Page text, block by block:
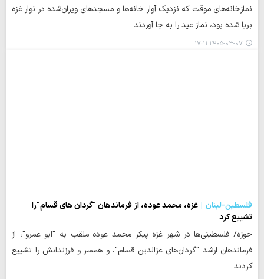
نمازخانه‌های موقت که نزدیک آوار خانه‌ها و مسجدهای ویران‌شده در نوار غزه
برپا شده بود، نماز عید را به جا آوردند.
۱۴۰۵-۰۳-۰۷ ۱۷:۱۱
فلسطین-لبنان
غزه، محمد عوده، از فرماندهان "گردان های قسام"را
تشییع کرد
حوزه/ فلسطینی‌ها در شهر غزه پیکر محمد عوده ملقب به "ابو عمرو"، از
فرماندهان ارشد "گردان‌های عزالدین قسام"، و همسر و فرزندانش را تشییع
کردند.